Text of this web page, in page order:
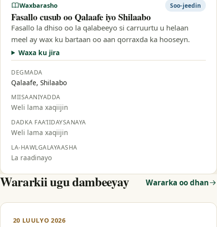
Waxbarasho Soo-jeedin
Fasallo cusub oo Qalaafe iyo Shilaabo
Fasallo la dhiso oo la qalabeeyo si carruurtu u helaan
meel ay wax ku bartaan oo aan qorraxda ka hooseyn.
Waxa ku jira
DEGMADA
Qalaafe, Shilaabo
MIISAANIYADDA
Weli lama xaqiijin
DADKA FAA’IIDAYSANAYA
Weli lama xaqiijin
LA-HAWLGALAYAASHA
La raadinayo
Wararkii ugu dambeeyay Wararka oo dhan
20 LUULYO 2026